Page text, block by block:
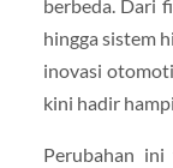
berbeda. Dari
hingga sistem
inovasi
kini hadir
Perubahan